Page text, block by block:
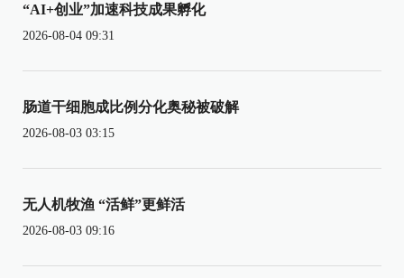
“AI+创业”加速科技成果孵化
2026-08-04 09:31
肠道干细胞成比例分化奥秘被破解
2026-08-03 03:15
无人机牧渔 “活鲜”更鲜活
2026-08-03 09:16